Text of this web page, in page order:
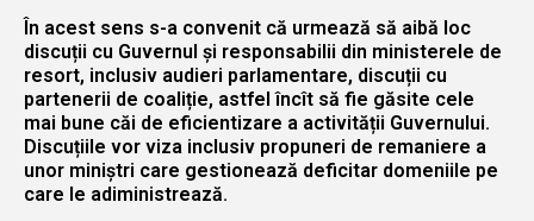
În acest sens s-a convenit că urmează să aibă loc
discuții cu Guvernul și responsabilii din ministerele de
resort, inclusiv audieri parlamentare, discuții cu
partenerii de coaliție, astfel încît să fie găsite cele
mai bune căi de eficientizare a activității Guvernului.
Discuțiile vor viza inclusiv propuneri de remaniere a
unor miniștri care gestionează deficitar domeniile pe
care le adiministrează.